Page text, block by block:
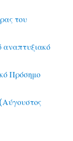
του
αναπτυξιακό
Πρόσημο